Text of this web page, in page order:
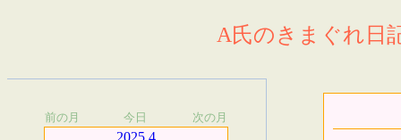
A氏のきまぐれ日
前の月 今日 次の月